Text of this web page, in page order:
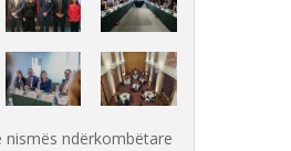
nismës ndërkombëtare